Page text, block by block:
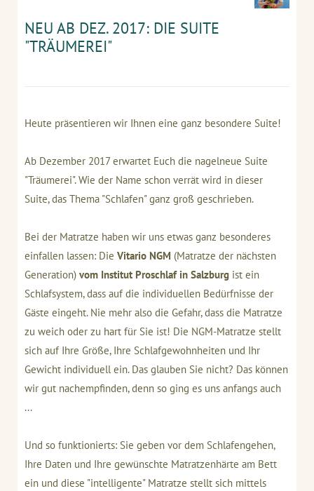
NEU AB DEZ. 2017: DIE SUITE
"TRÄUMEREI"
Heute präsentieren wir Ihnen eine ganz besondere Suite!
Ab Dezember 2017 erwartet Euch die nagelneue Suite
"Träumerei". Wie der Name schon verrät wird in dieser
Suite, das Thema "Schlafen" ganz groß geschrieben.
Bei der Matratze haben wir uns etwas ganz besonderes
einfallen lassen: Die Vitario NGM (Matratze der nächsten
Generation) vom Institut Proschlaf in Salzburg ist ein
Schlafsystem, dass auf die individuellen Bedürfnisse der
Gäste eingeht. Nie mehr also die Gefahr, dass die Matratze
zu weich oder zu hart für Sie ist! Die NGM-Matratze stellt
sich auf Ihre Größe, Ihre Schlafgewohnheiten und Ihr
Gewicht individuell ein. Das glauben Sie nicht? Das können
wir gut nachempfinden, denn so ging es uns anfangs auch
...
Und so funktionierts: Sie geben vor dem Schlafengehen,
Ihre Daten und Ihre gewünschte Matratzenhärte am Bett
ein und diese "intelligente" Matratze stellt sich mittels